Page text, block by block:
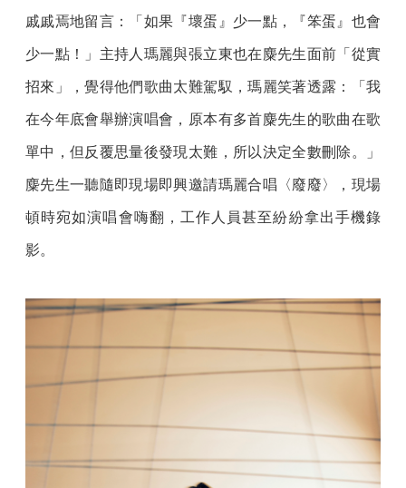
戚戚焉地留言：「如果『壞蛋』少一點，『笨蛋』也會
少一點！」主持人瑪麗與張立東也在麋先生面前「從實
招來」，覺得他們歌曲太難駕馭，瑪麗笑著透露：「我
在今年底會舉辦演唱會，原本有多首麋先生的歌曲在歌
單中，但反覆思量後發現太難，所以決定全數刪除。」
麋先生一聽隨即現場即興邀請瑪麗合唱〈廢廢〉，現場
頓時宛如演唱會嗨翻，工作人員甚至紛紛拿出手機錄
影。